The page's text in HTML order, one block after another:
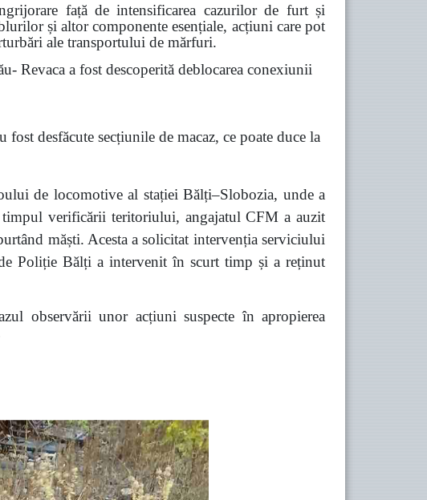
față de intensificarea cazurilor de furt și
și altor componente esențiale, acțiuni care pot
ale transportului de mărfuri.
Revaca a fost descoperită deblocarea conexiunii
desfăcute secțiunile de macaz, ce poate duce la
de locomotive al stației Bălți–Slobozia, unde a
timpul verificării teritoriului, angajatul CFM a auzit
măști. Acesta a solicitat intervenția serviciului
Poliție Bălți a intervenit în scurt timp și a reținut
observării unor acțiuni suspecte în apropierea